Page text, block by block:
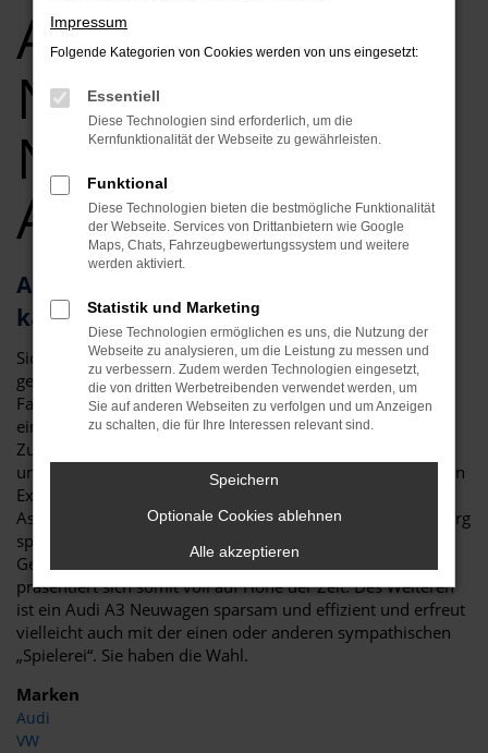
Audi A3 für
Nürnberg
Neuwagen Top
Angebote
Audi A3 – als Neuwagen für Nürnberg
kaum zu toppen
Sicher haben Sie schon viel über den Audi A3 Neuwagen
gelesen und festgestellt, dass es kaum ein geeigneteres
Fahrzeug für Nürnberg und Umgebung gibt. Da ist zum
einen die überzeugende Optik, die klar und deutlich die
Zugehörigkeit zur Modellfamilie von Audi erkennen lässt
und doch eigenständig ausfällt. Da sind aber auch die vielen
Extras der aktuellen Modellgeneration und die
Assistenzsysteme. Für einen Audi A3 Neuwagen in Nürnberg
sprich in erster Linie der Sicherheitsaspekt. Mit jeder
Generation hat das Fahrzeug neue Technik erhalten und
präsentiert sich somit voll auf Höhe der Zeit. Des Weiteren
ist ein Audi A3 Neuwagen sparsam und effizient und erfreut
vielleicht auch mit der einen oder anderen sympathischen
„Spielerei“. Sie haben die Wahl.
Marken
Audi
VW
Impressum
Folgende Kategorien von Cookies werden von uns eingesetzt:
Essentiell
Diese Technologien sind erforderlich, um die
Kernfunktionalität der Webseite zu gewährleisten.
Funktional
Diese Technologien bieten die bestmögliche Funktionalität
der Webseite. Services von Drittanbietern wie Google
Maps, Chats, Fahrzeugbewertungssystem und weitere
werden aktiviert.
Statistik und Marketing
Diese Technologien ermöglichen es uns, die Nutzung der
Webseite zu analysieren, um die Leistung zu messen und
zu verbessern. Zudem werden Technologien eingesetzt,
die von dritten Werbetreibenden verwendet werden, um
Sie auf anderen Webseiten zu verfolgen und um Anzeigen
zu schalten, die für Ihre Interessen relevant sind.
Speichern
Optionale Cookies ablehnen
Alle akzeptieren